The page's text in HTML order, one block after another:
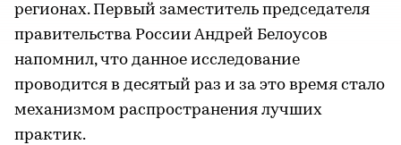
регионах. Первый заместитель председателя
правительства России Андрей Белоусов
напомнил, что данное исследование
проводится в десятый раз и за это время стало
механизмом распространения лучших
практик.